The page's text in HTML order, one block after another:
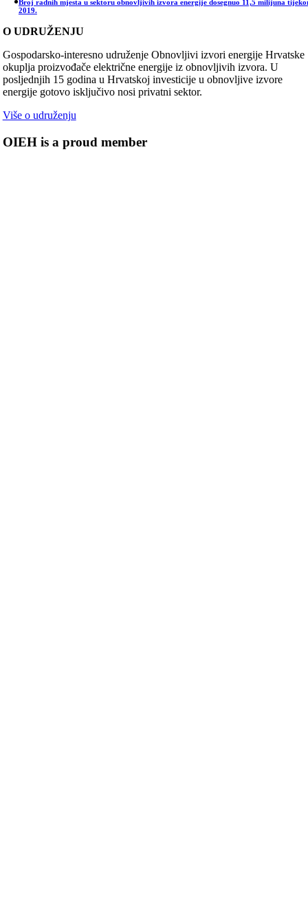
Broj radnih mjesta u sektoru obnovljivih izvora energije dosegnuo 11,5 milijuna
2019.
O UDRUŽENJU
Gospodarsko-interesno udruženje Obnovljivi izvori energije Hrvatske
okuplja proizvođače električne energije iz obnovljivih izvora. U
posljednjih 15 godina u Hrvatskoj investicije u obnovljive izvore
energije gotovo isključivo nosi privatni sektor.
Više o udruženju
OIEH is a proud member